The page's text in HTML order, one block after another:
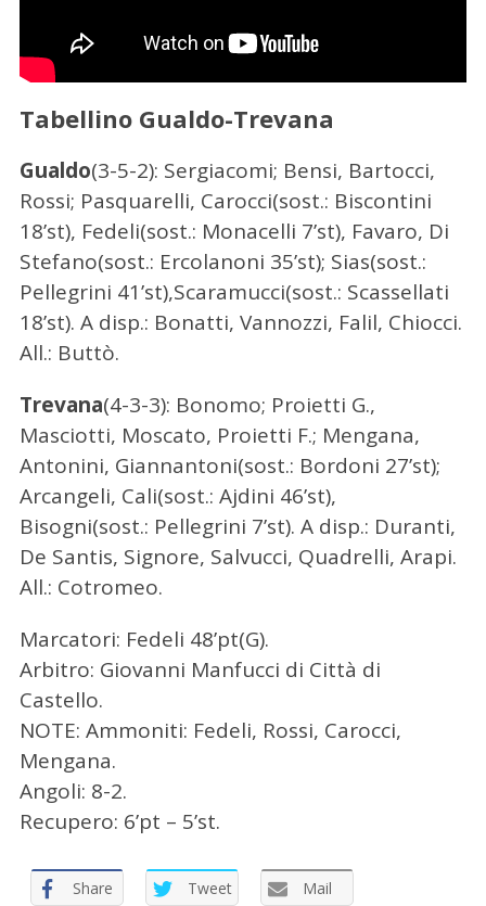
Tabellino Gualdo-Trevana
Gualdo(3-5-2): Sergiacomi; Bensi, Bartocci,
Rossi; Pasquarelli, Carocci(sost.: Biscontini
18’st), Fedeli(sost.: Monacelli 7’st), Favaro, Di
Stefano(sost.: Ercolanoni 35’st); Sias(sost.:
Pellegrini 41’st),Scaramucci(sost.: Scassellati
18’st). A disp.: Bonatti, Vannozzi, Falil, Chiocci.
All.: Buttò.
Trevana(4-3-3): Bonomo; Proietti G.,
Masciotti, Moscato, Proietti F.; Mengana,
Antonini, Giannantoni(sost.: Bordoni 27’st);
Arcangeli, Cali(sost.: Ajdini 46’st),
Bisogni(sost.: Pellegrini 7’st). A disp.: Duranti,
De Santis, Signore, Salvucci, Quadrelli, Arapi.
All.: Cotromeo.
Marcatori: Fedeli 48’pt(G).
Arbitro: Giovanni Manfucci di Città di
Castello.
NOTE: Ammoniti: Fedeli, Rossi, Carocci,
Mengana.
Angoli: 8-2.
Recupero: 6’pt – 5’st.
Share Tweet Mail
r